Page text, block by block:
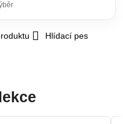
Hlídací pes